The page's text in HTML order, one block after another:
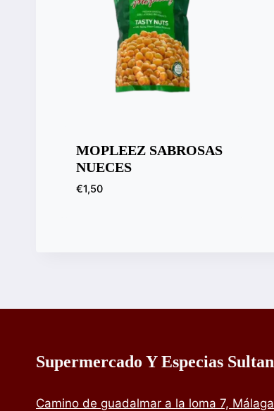
MOPLEEZ SABROSAS
NUECES
€1,50
Supermercado Y Especias Sultan
Camino de guadalmar a la loma 7, Málaga